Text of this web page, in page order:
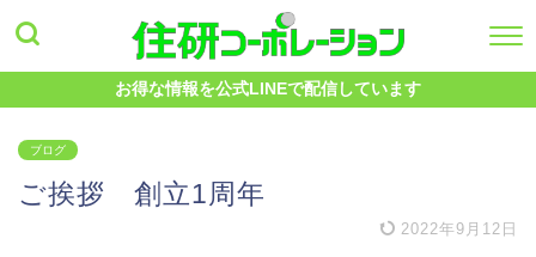
お得な情報を公式LINEで配信しています
ブログ
ご挨拶 創立1周年
2022年9月12日